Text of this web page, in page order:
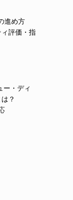
進め方
評価・指
ー・ディ
？